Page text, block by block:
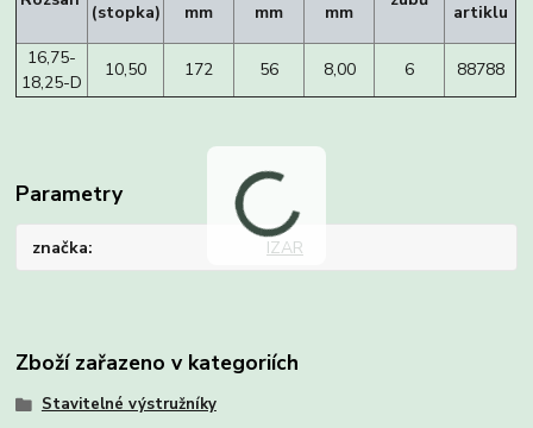
(stopka)
mm
mm
mm
artiklu
16,75-
18,25-D
10,50 172 56 8,00 6 88788
Parametry
značka IZAR
Zboží zařazeno v kategoriích
Stavitelné výstružníky